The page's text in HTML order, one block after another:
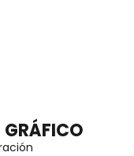
GRÁFICO